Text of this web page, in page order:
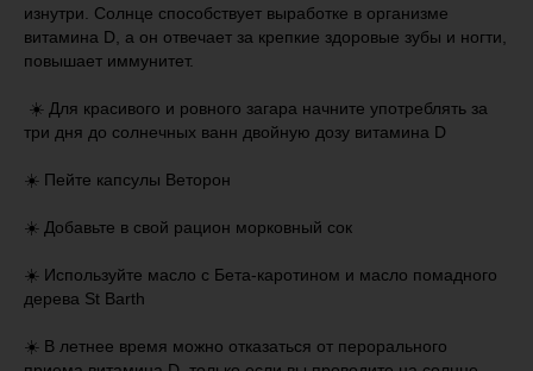
изнутри. Солнце способствует выработке в организме
витамина D, а он отвечает за крепкие здоровые зубы и ногти,
повышает иммунитет.
️ ☀️ Для красивого и ровного загара начните употреблять за
три дня до солнечных ванн двойную дозу витамина D
☀️ Пейте капсулы Веторон
☀️ Добавьте в свой рацион морковный сок
☀️ Используйте масло с Бета-каротином и масло помадного
дерева St Barth
☀️ В летнее время можно отказаться от перорального